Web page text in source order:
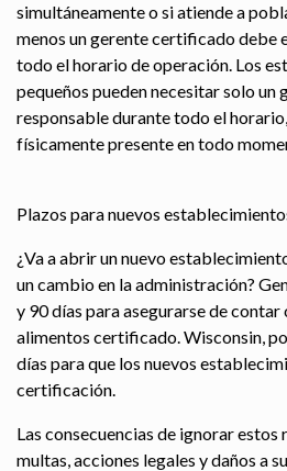
simultáneamente o si atiende a
menos un gerente certificado debe
todo el horario de operación. Los
pequeños pueden necesitar solo
responsable durante todo el
físicamente presente en todo
Plazos para nuevos
¿Va a abrir un nuevo
un cambio en la administración?
y 90 días para asegurarse de contar
alimentos certificado. Wisconsin,
días para que los nuevos
certificación.
Las consecuencias de ignorar estos
multas, acciones legales y daños a